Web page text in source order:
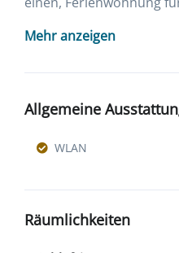
Mehr anzeigen
Allgemeine
WLAN
Räumlichkeiten